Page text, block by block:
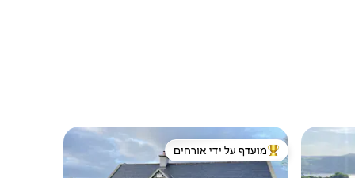
מוביל בקרב נכסים מועדפים על ידי אורחים
מועדף על ידי אורחים